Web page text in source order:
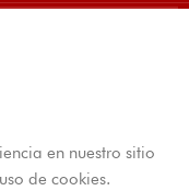
en nuestro sitio
de cookies.